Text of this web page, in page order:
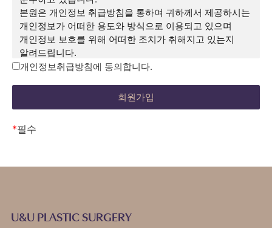
이 약관에 명시되지 않은 사항이 관계법령에 규정되어
있을 경우에는 그 규정에 따릅니다.
제2장 회원 가입과 서비스 이용
제1조 회원의 정의
개인으로 본 약관에 동의하고 서비스의 회원가입 양식을
작성하고 'ID'와 '비밀번호'를 발급받은 사람을 말합니다.
제2조 서비스 가입의 성립
(2) 회원으로 가입하여 서비스를 이용하고자 하는
본원은 회원 ID와 기타 본원에서 필요하다고 인정하는
본원은 개인정보 취급방침을 통하여 귀하께서 제공하시는
개인정보가 어떠한 용도와 방식으로 이용되고 있으며
개인정보 보호를 위해 어떠한 조치가 취해지고 있는지
알려드립니다.
개인정보 취급방침의 순서는 다음과 같습니다.
1. 수집하는 개인정보의 항목 및 수집방법
2. 개인정보의 수집 및 이용목적
4. 개인정보의 파기절차 및 그 방법
7. 이용자 및 법정대리인의 권리와 그 행사방법
10. 개인정보관리책임자
개인정보취급방침에 동의합니다.
*필수
U&U PLASTIC SURGERY